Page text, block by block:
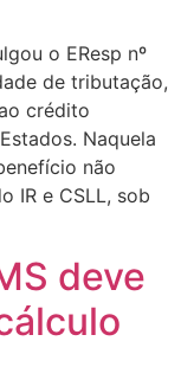
o EResp nº
de tributação,
crédito
Naquela
não
IR e CSLL, sob
deve